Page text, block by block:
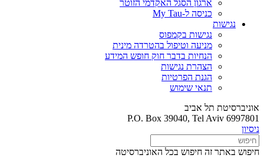
ארגון הסגל האקדמי הזוטר
כניסה ל-My Tau
נגישות
נגישות בקמפוס
מניעה וטיפול בהטרדה מינית
הנחיות בדבר חוק חופש המידע
הצהרת נגישות
הגנת הפרטיות
תנאי שימוש
אוניברסיטת תל אביב
P.O. Box 39040, Tel Aviv 6997801
ניסיון
חיפוש באתר זה חיפוש בכל האוניברסיטה